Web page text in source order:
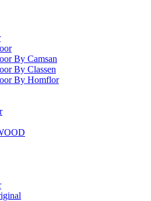
By Camsan
By Classen
By Homflor